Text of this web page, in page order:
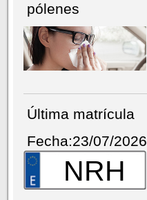
pólenes
Última matrícula
Fecha:23/07/2026
NRH